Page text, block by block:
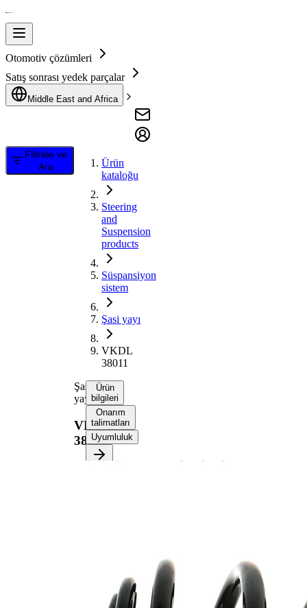
Otomotiv çözümleri
Satış sonrası yedek parçalar
Middle East and Africa
Filtrele ve
Ara
Ürün
kataloğu
Steering
and
Suspension
products
Süspansiyon
sistem
Şasi yayı
VKDL
38011
Şasi
yayı
VKDL
38011
Ürün
bilgileri
Onarım
talimatları
Uyumluluk
Dış çap
146 mm